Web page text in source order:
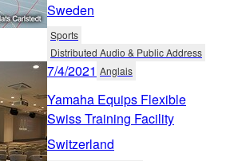
Sweden
Sports
Distributed Audio & Public Address
7/4/2021 Anglais
Yamaha Equips Flexible
Swiss Training Facility
Switzerland